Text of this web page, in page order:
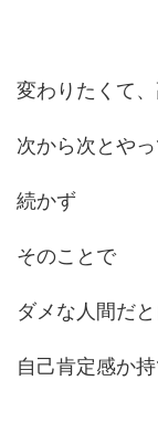
変わりたくて
次から次とや
続かず
そのことで
ダメな人間だ
自己肯定感か